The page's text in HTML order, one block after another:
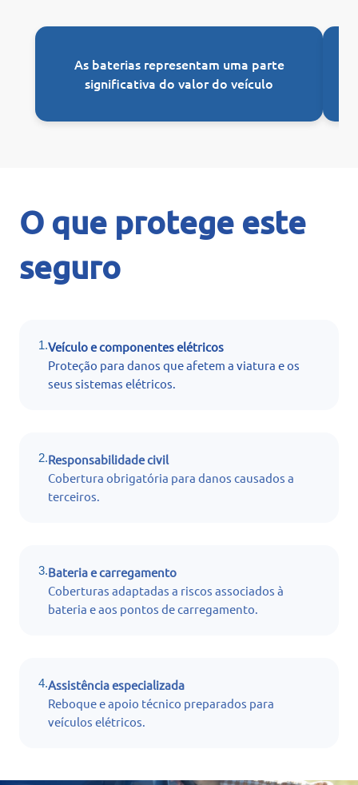
As baterias representam uma parte
significativa do valor do veículo
O que protege este
seguro
1.Veículo e componentes elétricos
Proteção para danos que afetem a viatura e os
seus sistemas elétricos.
2.Responsabilidade civil
Cobertura obrigatória para danos causados a
terceiros.
3.Bateria e carregamento
Coberturas adaptadas a riscos associados à
bateria e aos pontos de carregamento.
4.Assistência especializada
Reboque e apoio técnico preparados para
veículos elétricos.